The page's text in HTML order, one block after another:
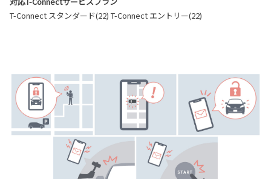
T-Connect スタンダード(22) T-Connect エントリー(22)